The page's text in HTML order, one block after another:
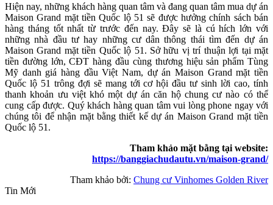
Hiện nay, những khách hàng quan tâm và đang quan tâm mua dự án
Maison Grand mặt tiền Quốc lộ 51 sẽ được hưởng chính sách bán
hàng tháng tốt nhất từ trước đến nay. Đây sẽ là cú hích lớn với
những nhà đầu tư hay những cư dân thông thái tìm đến dự án
Maison Grand mặt tiền Quốc lộ 51. Sở hữu vị trí thuận lợi tại mặt
tiền đường lớn, CĐT hàng đầu cùng thương hiệu sản phẩm Tùng
Mỹ danh giá hàng đầu Việt Nam, dự án Maison Grand mặt tiền
Quốc lộ 51 trông đợi sẽ mang tới cơ hội đầu tư sinh lời cao, tính
thanh khoản ưu việt khó một dự án căn hộ chung cư nào có thể
cung cấp được. Quý khách hàng quan tâm vui lòng phone ngay với
chúng tôi để nhận mặt bằng thiết kế dự án Maison Grand mặt tiền
Quốc lộ 51.
Tham khảo mặt bằng tại website:
https://banggiachudautu.vn/maison-grand/
Tham khảo bởi: Chung cư Vinhomes Golden River
Tin Mới